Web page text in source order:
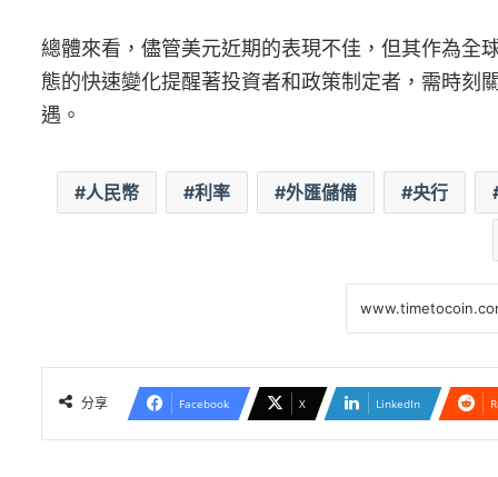
總體來看，儘管美元近期的表現不佳，但其作為全
態的快速變化提醒著投資者和政策制定者，需時刻
遇。
人民幣 利率 外匯儲備 央行
分享 Facebook X LinkedIn